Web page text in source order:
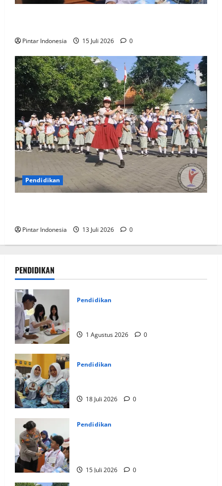
Pintar Indonesia 15 Juli 2026 0
Pendidikan
Pintar Indonesia 13 Juli 2026 0
PENDIDIKAN
Pendidikan
1 Agustus 2026 0
Pendidikan
18 Juli 2026 0
Pendidikan
15 Juli 2026 0